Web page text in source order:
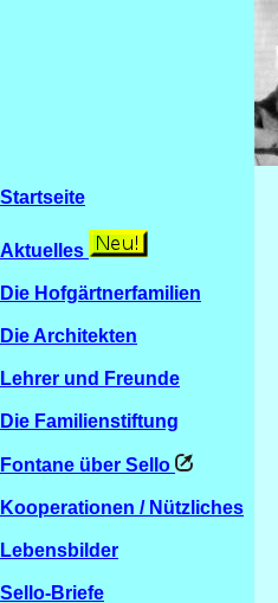
Startseite
Aktuelles
Die Hofgärtnerfamilien
Die Architekten
Lehrer und Freunde
Die Familienstiftung
Fontane über Sello
Kooperationen / Nützliches
Lebensbilder
Sello-Briefe